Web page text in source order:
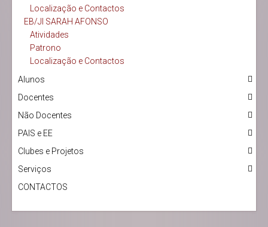
Localização e Contactos
EB/JI SARAH AFONSO
Atividades
Patrono
Localização e Contactos
Alunos
Docentes
Não Docentes
PAIS e EE
Clubes e Projetos
Serviços
CONTACTOS